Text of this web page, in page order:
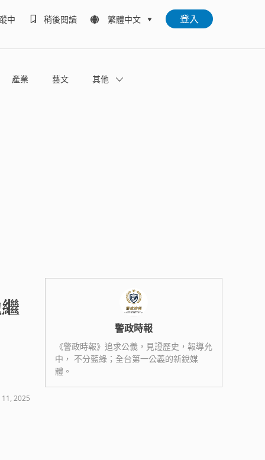
中 稍後閱讀 繁體中文 登入
產業 藝文 其他
11, 2025
警政時報
《警政時報》追求公義，見證歷史，報導允
中， 不分藍綠；全台第一公義的新銳媒
體。